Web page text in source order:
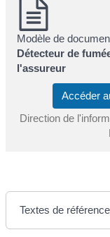
Modèle de
Détecteur de
l'assureur
Accéder
Direction de
Textes de référence